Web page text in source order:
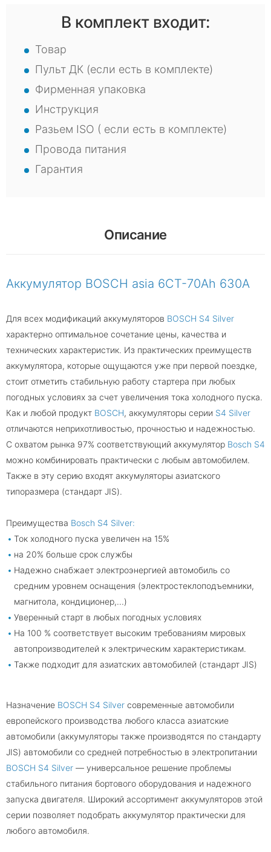
В комплект входит:
Товар
Пульт ДК (если есть в комплекте)
Фирменная упаковка
Инструкция
Разьем ISO ( если есть в комплекте)
Провода питания
Гарантия
Описание
Аккумулятор BOSCH asia 6CT-70Ah 630A
Для всех модификаций аккумуляторов BOSCH S4 Silver
характерно оптимальное сочетание цены, качества и
технических характеристик. Из практических преимуществ
аккумулятора, которые ощущаются уже при первой поездке,
стоит отметить стабильную работу стартера при любых
погодных условиях за счет увеличения тока холодного пуска.
Как и любой продукт BOSCH, аккумуляторы серии S4 Silver
отличаются неприхотливостью, прочностью и надежностью.
С охватом рынка 97% соответствующий аккумулятор Bosch S4
можно комбинировать практически с любым автомобилем.
Также в эту серию входят аккумуляторы азиатского
типоразмера (стандарт JIS).
Преимущества Bosch S4 Silver:
Ток холодного пуска увеличен на 15%
на 20% больше срок службы
Надежно снабжает электроэнергией автомобиль со
средним уровнем оснащения (электростеклоподъемники,
магнитола, кондиционер,...)
Уверенный старт в любых погодных условиях
На 100 % соответствует высоким требованиям мировых
автопроизводителей к электрическим характеристикам.
Также подходит для азиатских автомобилей (стандарт JIS)
Назначение BOSCH S4 Silver современные автомобили
европейского производства любого класса азиатские
автомобили (аккумуляторы также производятся по стандарту
JIS) автомобили со средней потребностью в электропитании
BOSCH S4 Silver — универсальное решение проблемы
стабильного питания бортового оборудования и надежного
запуска двигателя. Широкий ассортимент аккумуляторов этой
серии позволяет подобрать аккумулятор практически для
любого автомобиля.